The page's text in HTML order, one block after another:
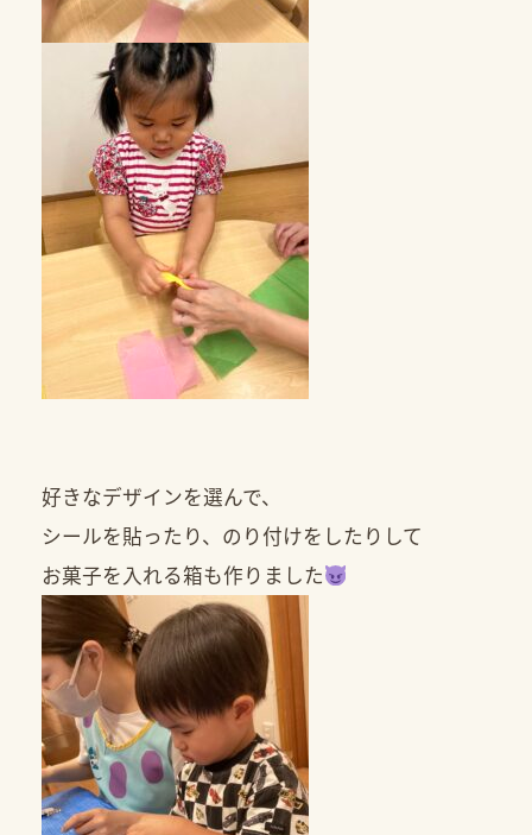
好きなデザインを選んで、
シールを貼ったり、のり付けをしたりして
お菓子を入れる箱も作りました